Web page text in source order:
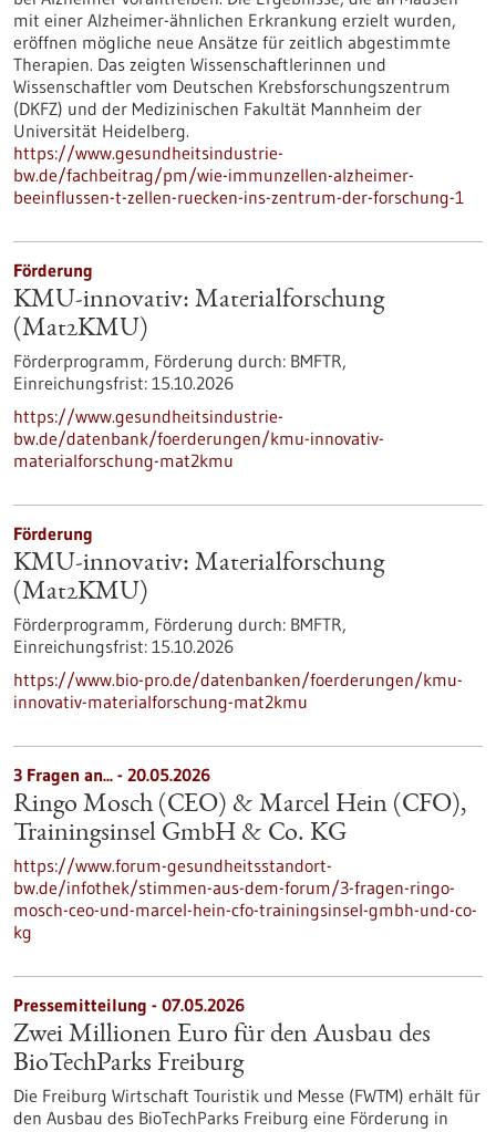
mit einer Alzheimer-ähnlichen Erkrankung erzielt wurden,
eröffnen mögliche neue Ansätze für zeitlich abgestimmte
Therapien. Das zeigten Wissenschaftlerinnen und
Wissenschaftler vom Deutschen Krebsforschungszentrum
(DKFZ) und der Medizinischen Fakultät Mannheim der
Universität Heidelberg.
https://www.gesundheitsindustrie-
bw.de/fachbeitrag/pm/wie-immunzellen-alzheimer-
beeinflussen-t-zellen-ruecken-ins-zentrum-der-forschung-1
Förderung
KMU-innovativ: Materialforschung
(Mat2KMU)
Förderprogramm, Förderung durch: BMFTR,
Einreichungsfrist: 15.10.2026
https://www.gesundheitsindustrie-
bw.de/datenbank/foerderungen/kmu-innovativ-
materialforschung-mat2kmu
Förderung
KMU-innovativ: Materialforschung
(Mat2KMU)
Förderprogramm, Förderung durch: BMFTR,
Einreichungsfrist: 15.10.2026
https://www.bio-pro.de/datenbanken/foerderungen/kmu-
innovativ-materialforschung-mat2kmu
3 Fragen an... - 20.05.2026
Ringo Mosch (CEO) & Marcel Hein (CFO),
Trainingsinsel GmbH & Co. KG
https://www.forum-gesundheitsstandort-
bw.de/infothek/stimmen-aus-dem-forum/3-fragen-ringo-
mosch-ceo-und-marcel-hein-cfo-trainingsinsel-gmbh-und-co-
kg
Pressemitteilung - 07.05.2026
Zwei Millionen Euro für den Ausbau des
BioTechParks Freiburg
Die Freiburg Wirtschaft Touristik und Messe (FWTM) erhält für
den Ausbau des BioTechParks Freiburg eine Förderung in